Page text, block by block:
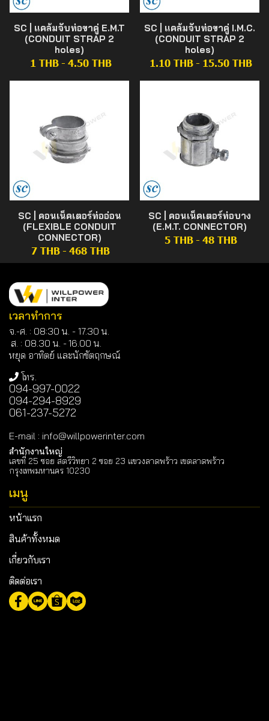
SC | แคล้มจับท่อขาคู่ E.M.T
(CONDUIT STRAP 2
holes)
1 THB - 4.50 THB
SC | แคล้มจับท่อขาคู่ I.M.C.
(CONDUIT STRAP 2
holes)
1.10 THB - 15.50 THB
SC | คอนเน็คเตอร์ท่ออ่อน
(FLEXIBLE CONDUIT
CONNECTOR)
7 THB - 468 THB
SC | คอนเน็คเตอร์ท่อบาง
(E.M.T. CONNECTOR)
5 THB - 48 THB
เวลาทำการ
จ.-ศ. : 08:30 น. - 17.30 น.
ส. : 08.30 น. -16.00 น.
หยุด อาทิตย์ และนักขัตฤกษณ์
โทร.
094-997-0022
094-294-8929
061-237-5272
E-mail : info@willpowerinter.com
สำนักงานใหญ่
เลขที่ 25 ซอย สตรีวิทยา 2 ซอย 23 แขวงลาดพร้าว เขตลาดพร้าว
กรุงเทพมหานคร 10230
เมนู
หน้าแรก
สินค้าทั้งหมด
เกี่ยวกับเรา
ติดต่อเรา